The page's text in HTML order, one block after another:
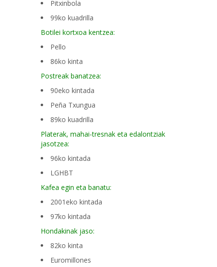
Pitxinbola
99ko kuadrilla
Botilei kortxoa kentzea:
Pello
86ko kinta
Postreak banatzea:
90eko kintada
Peña Txungua
89ko kuadrilla
Platerak, mahai-tresnak eta edalontziak
jasotzea:
96ko kintada
LGHBT
Kafea egin eta banatu:
2001eko kintada
97ko kintada
Hondakinak jaso:
82ko kinta
Euromillones